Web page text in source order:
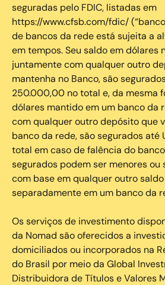
seguradas pelo FDIC, listadas em
https://www.cfsb.com/fdic/
de bancos da rede está sujeita a
em tempos. Seu saldo em dólares
juntamente com qualquer outro
mantenha no Banco, são
250.000,00 no total e, da mesma
dólares mantido em um banco da
com qualquer outro depósito que
banco da rede, são segurados até
total em caso de falência do
segurados podem ser menores ou
com base em qualquer outro
separadamente em um banco da
Os serviços de investimento
da Nomad são oferecidos a
domiciliados ou incorporados na
do Brasil por meio da Global
Distribuidora de Títulos e Valores